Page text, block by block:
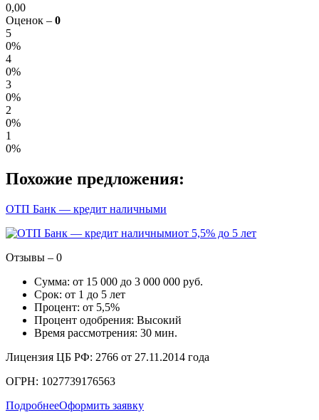
0,00
Оценок – 0
5
0%
4
0%
3
0%
2
0%
1
0%
Похожие предложения:
ОТП Банк — кредит наличными
от 5,5% до 5 лет
Отзывы – 0
Сумма: от 15 000 до 3 000 000 руб.
Срок: от 1 до 5 лет
Процент: от 5,5%
Процент одобрения: Высокий
Время рассмотрения: 30 мин.
Лицензия ЦБ РФ: 2766 от 27.11.2014 года
ОГРН: 1027739176563
ПодробнееОформить заявку